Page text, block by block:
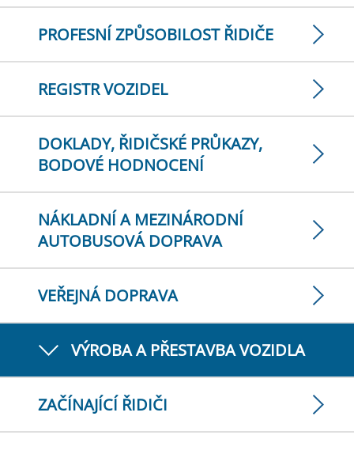
PROFESNÍ ZPŮSOBILOST ŘIDIČE
REGISTR VOZIDEL
DOKLADY, ŘIDIČSKÉ PRŮKAZY,
BODOVÉ HODNOCENÍ
NÁKLADNÍ A MEZINÁRODNÍ
AUTOBUSOVÁ DOPRAVA
VEŘEJNÁ DOPRAVA
VÝROBA A PŘESTAVBA VOZIDLA
ZAČÍNAJÍCÍ ŘIDIČI